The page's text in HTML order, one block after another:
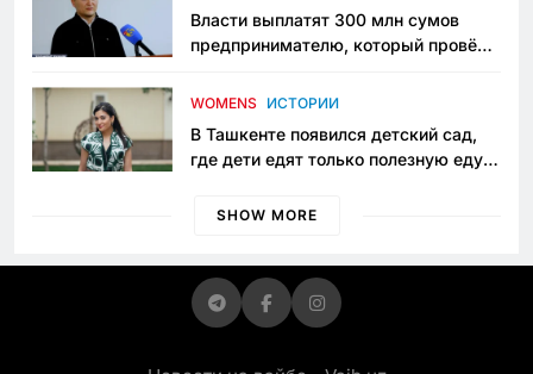
Власти выплатят 300 млн сумов
предпринимателю, который провёл
приговору
WOMENS ИСТОРИИ
В Ташкенте появился детский сад,
где дети едят только полезную еду.
просить «кашу без сахара»
SHOW MORE